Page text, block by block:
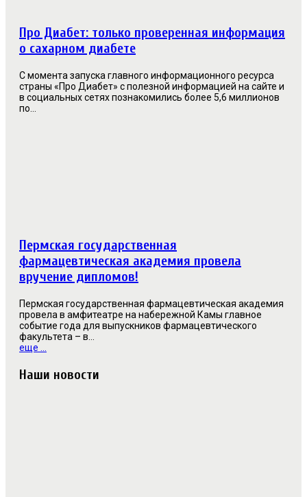
Про Диабет: только проверенная информация
о сахарном диабете
С момента запуска главного информационного ресурса
страны «Про Диабет» с полезной информацией на сайте и
в социальных сетях познакомились более 5,6 миллионов
по...
Пермская государственная
фармацевтическая академия провела
вручение дипломов!
Пермская государственная фармацевтическая академия
провела в амфитеатре на набережной Камы главное
событие года для выпускников фармацевтического
факультета – в...
еще ...
Наши новости